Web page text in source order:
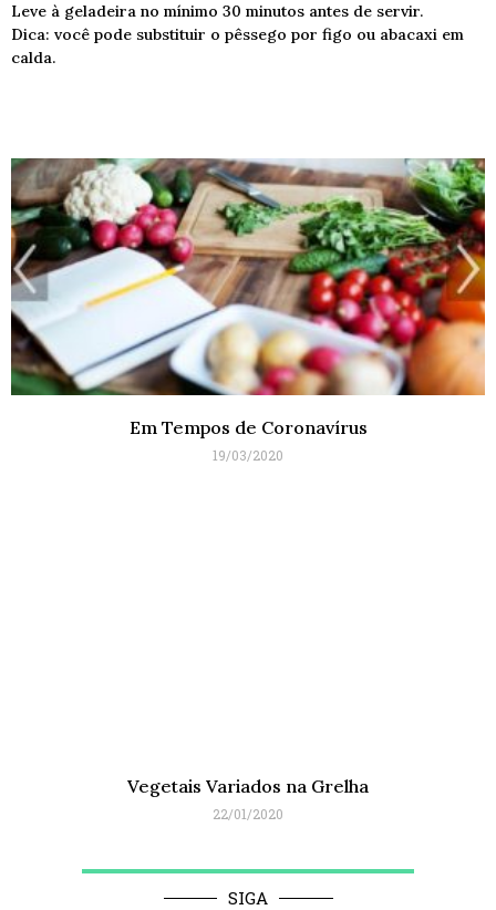
Leve à geladeira no mínimo 30 minutos antes de servir.
Dica: você pode substituir o pêssego por figo ou abacaxi em
calda.
Em Tempos de Coronavírus
19/03/2020
Vegetais Variados na Grelha
22/01/2020
SIGA